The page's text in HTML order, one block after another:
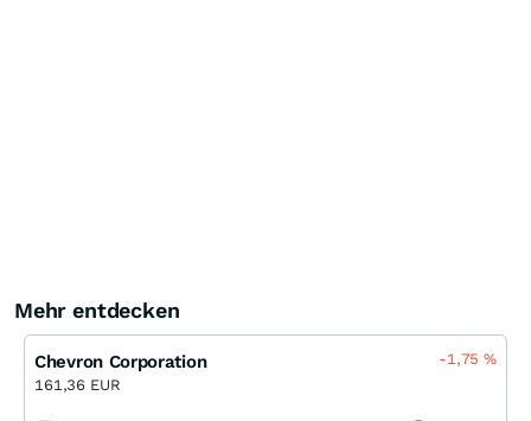
Mehr entdecken
Chevron Corporation
161,36 EUR
-1,75%